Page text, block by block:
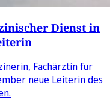
Dienst in
Fachärztin für
neue Leiterin des